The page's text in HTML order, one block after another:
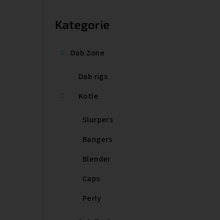
Přeskočit
kategorie
Kategorie
Dab Zone
Dab rigs
Kotle
Slurpers
Bangers
Blender
Caps
Perly